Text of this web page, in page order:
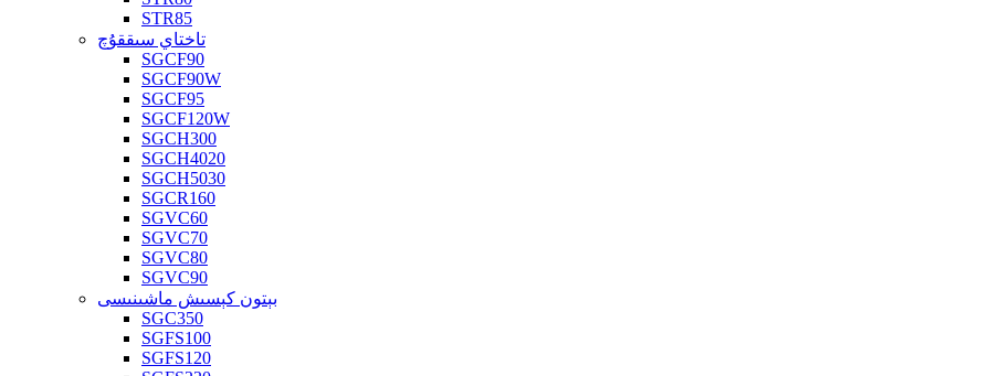
STR85
تاختاي سىققۇچ
SGCF90
SGCF90W
SGCF95
SGCF120W
SGCH300
SGCH4020
SGCH5030
SGCR160
SGVC60
SGVC70
SGVC80
SGVC90
بېتون كېسىش ماشىنىسى
SGC350
SGFS100
SGFS120